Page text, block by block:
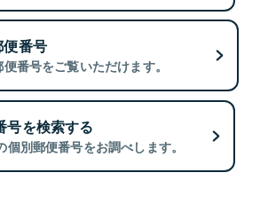
番号
番号をご覧いただけます。
号を検索する
別郵便番号をお調べします。